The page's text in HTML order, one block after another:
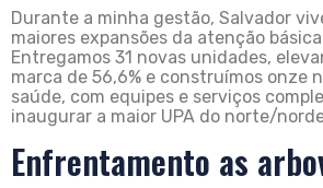
Durante a minha gestão, Salvador
maiores expansões da atenção
Entregamos 31 novas unidades,
marca de 56,6% e construímos onze
saúde, com equipes e serviços
inaugurar a maior UPA do norte/
Enfrentamento as